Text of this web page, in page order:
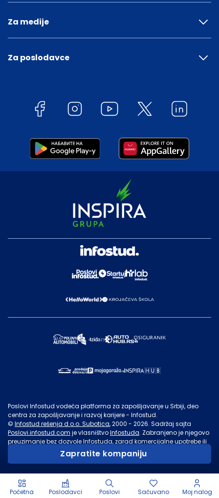
Zapratite kompaniju
Za medije
Za poslodavce
Poslovi Infostud vodeća platforma za zapošljavanje u Srbiji, deo
centra za zapošljavanje i razvoj karijere - Infostud.
© Infostud rešenja d.o.o. Subotica, 2000 - 2026. Sadržaj sajta
Poslovi.infostud.com je vlasništvoInfostuda. Zabranjeno je njegovo
preuzimanje bez dozvoleInfostuda, zarad komercijalne upotrebe ili
u druge svrhe, osim za lične potrebe posetilaca sajta.
Početna Poslodavci Poslovi Sačuvano Moj nalog